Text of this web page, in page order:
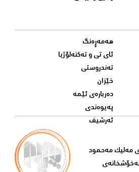
هەمەڕەنگ
ئای تی و تەکنەلۆژیا
تەندروستی
خێزان
دەربارەی ئێمە
پەیوەندی
ئەرشیف
مه‌لیک مه‌حمود